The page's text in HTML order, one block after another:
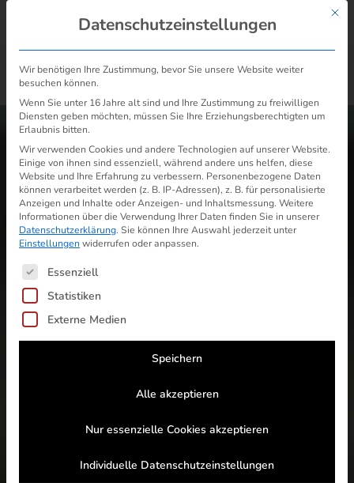
Mit
Datenschutzeinstellungen
Wir benötigen Ihre Zustimmung, bevor Sie unsere Website weiter
besuchen können.
Wenn Sie unter 16 Jahre alt sind und Ihre Zustimmung zu freiwilligen
Diensten geben möchten, müssen Sie Ihre Erziehungsberechtigten um
Erlaubnis bitten.
Wir verwenden Cookies und andere Technologien auf unserer Website.
Einige von ihnen sind essenziell, während andere uns helfen, diese
Website und Ihre Erfahrung zu verbessern. Personenbezogene Daten
können verarbeitet werden (z. B. IP-Adressen), z. B. für personalisierte
Anzeigen und Inhalte oder Anzeigen- und Inhaltsmessung. Weitere
Informationen über die Verwendung Ihrer Daten finden Sie in unserer
Datenschutzerklärung. Sie können Ihre Auswahl jederzeit unter
Einstellungen widerrufen oder anpassen.
Es folgt eine Liste der Service-Gruppen, für die
Essenziell
Statistiken
Externe Medien
Speichern
Alle akzeptieren
Nur essenzielle Cookies akzeptieren
Individuelle Datenschutzeinstellungen